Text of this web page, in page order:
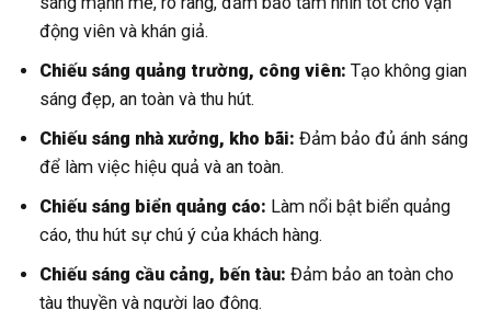
động viên và khán giả.
Chiếu sáng quảng trường, công viên: Tạo không gian
sáng đẹp, an toàn và thu hút.
Chiếu sáng nhà xưởng, kho bãi: Đảm bảo đủ ánh sáng
để làm việc hiệu quả và an toàn.
Chiếu sáng biển quảng cáo: Làm nổi bật biển quảng
cáo, thu hút sự chú ý của khách hàng.
Chiếu sáng cầu cảng, bến tàu: Đảm bảo an toàn cho
tàu thuyền và người lao động.